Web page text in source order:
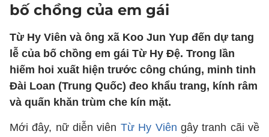
bố chồng của em gái
Từ Hy Viên và ông xã Koo Jun Yup đến dự tang
lễ của bố chồng em gái Từ Hy Đệ. Trong lần
hiếm hoi xuất hiện trước công chúng, minh tinh
Đài Loan (Trung Quốc) đeo khẩu trang, kính râm
và quấn khăn trùm che kín mặt.
Mới đây, nữ diễn viên Từ Hy Viên gây tranh cãi về